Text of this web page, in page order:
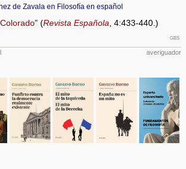
de Zavala en Filosofía en español
” (Revista Española, 4:433-440.)
gbs
averiguador